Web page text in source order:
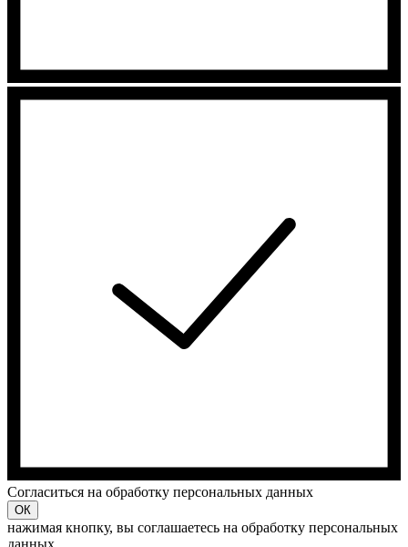
Cогласиться на обработку персональных данных
ОК
нажимая кнопку, вы соглашаетесь на обработку персональных
данных